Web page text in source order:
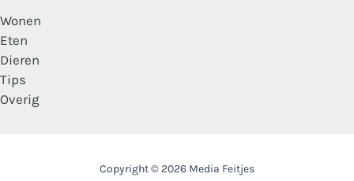
Wonen
Eten
Dieren
Tips
Overig
Copyright © 2026 Media Feitjes